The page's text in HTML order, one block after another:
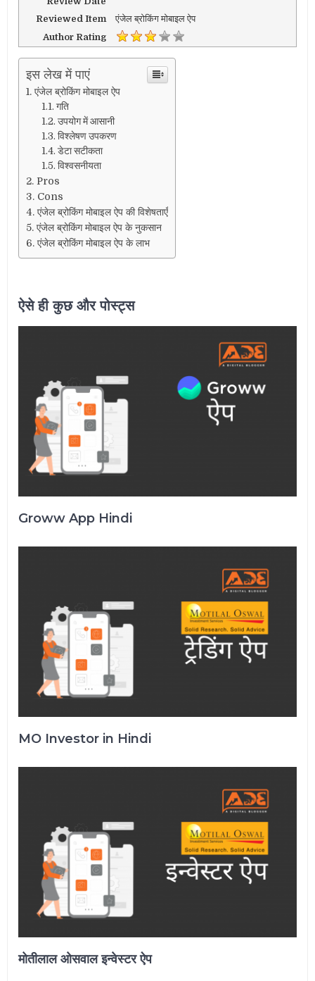
Reviewed Item
एंजेल ब्रोकिंग मोबाइल ऐप
Author Rating
इस लेख में पाएं
एंजेल ब्रोकिंग मोबाइल ऐप
गति
उपयोग में आसानी
विश्लेषण उपकरण
डेटा सटीकता
विश्वसनीयता
Pros
Cons
एंजेल ब्रोकिंग मोबाइल ऐप की विशेषताएँ
एंजेल ब्रोकिंग मोबाइल ऐप के नुकसान
एंजेल ब्रोकिंग मोबाइल ऐप के लाभ
ऐसे ही कुछ और पोस्ट्स
Groww App Hindi
MO Investor in Hindi
मोतीलाल ओसवाल इन्वेस्टर ऐप